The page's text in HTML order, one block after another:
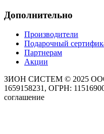
Дополнительно
Производители
Подарочный
Партнерам
Акции
ЗИОН СИСТЕМ © 2025
1659158231, ОГРН:
соглашение